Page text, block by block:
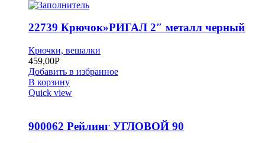
22739 Крючок»РИГАЛ 2″ металл черный
Крючки, вешалки
459,00Р
Добавить в избранное
В корзину
Quick view
900062 Рейлинг УГЛОВОЙ 90